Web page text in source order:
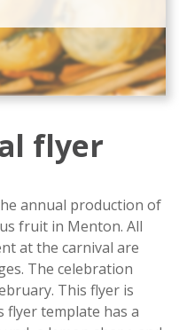
flyer
annual production of
fruit in Menton. All
at the carnival are
The celebration
This flyer is
flyer template has a